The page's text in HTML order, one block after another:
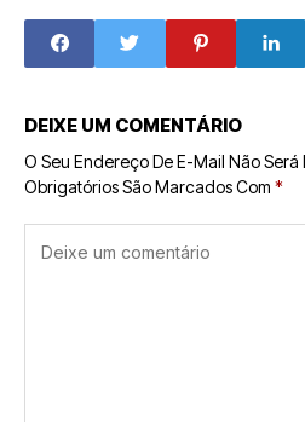
Aguardada Série
Live-Action de
'God of War' do
de
DEIXE UM COMENTÁRIO
O Seu Endereço De E-Mail Não
Obrigatórios São Marcados Com *